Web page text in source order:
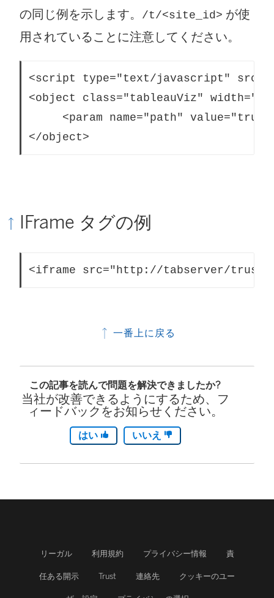
の同じ例を示します。
/t/<site_id> が使
用されていることに注意してください。
<script type="text/javascript"
<object class="tableauViz"
<param name="path"
</object>
IFrame タグの例
<iframe src="http://tabserver/trusted/
一番上に戻る
この記事を読んで問題を解決できましたか?
当社が改善できるようにするため、フ
ィードバックをお知らせください。
はい いいえ
リーガル 利用規約 プライバシー情報 責
任ある開示 Trust 連絡先 クッキーのユー